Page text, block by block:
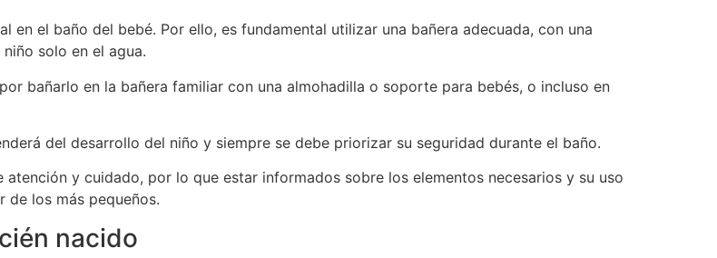
en el baño del bebé. Por ello, es fundamental utilizar una bañera adecuada, con una
solo en el agua.
bañarlo en la bañera familiar con una almohadilla o soporte para bebés, o incluso en
del desarrollo del niño y siempre se debe priorizar su seguridad durante el baño.
y cuidado, por lo que estar informados sobre los elementos necesarios y su uso
de los más pequeños.
nacido